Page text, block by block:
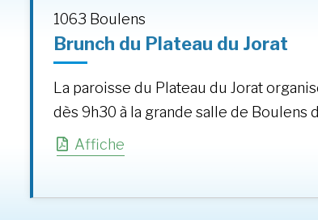
1063 Boulens
Brunch du Plateau du Jorat
La paroisse du Plateau du Jorat
dès 9h30 à la grande salle de Boulens
Affiche